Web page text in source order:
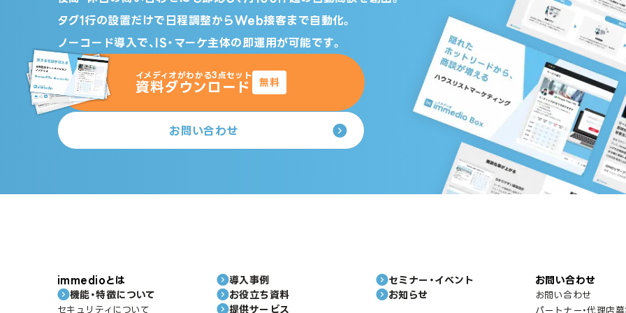
タグ1行の設置だけで日程調整からWeb接客まで自動化。
ノーコード導入で、IS・マーケ主体の即運用が可能です。
イメディオがわかる3点セット
資料ダウンロード 無料
お問い合わせ
immedioとは
機能・特徴について
セキュリティについて
導入事例
お役立ち資料
提供サービス
セミナー・イベント
お知らせ
お問い合わせ
お問い合わせ
パートナー・代理店